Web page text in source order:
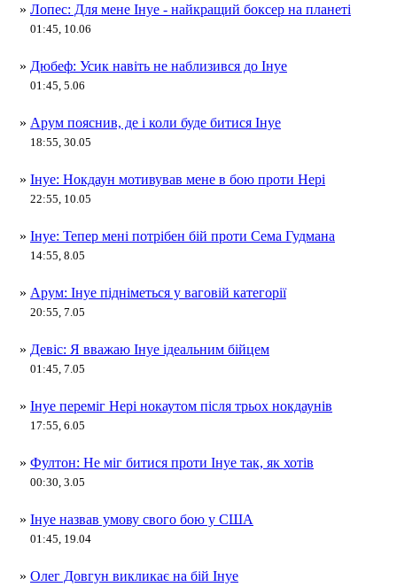
» Лопес: Для мене Інуе - найкращий боксер на планеті
01:45, 10.06
» Дюбеф: Усик навіть не наблизився до Інуе
01:45, 5.06
» Арум пояснив, де і коли буде битися Інуе
18:55, 30.05
» Інуе: Нокдаун мотивував мене в бою проти Нері
22:55, 10.05
» Інуе: Тепер мені потрібен бій проти Сема Гудмана
14:55, 8.05
» Арум: Інуе підніметься у ваговій категорії
20:55, 7.05
» Девіс: Я вважаю Інуе ідеальним бійцем
01:45, 7.05
» Інуе переміг Нері нокаутом після трьох нокдаунів
17:55, 6.05
» Фултон: Не міг битися проти Інуе так, як хотів
00:30, 3.05
» Інуе назвав умову свого бою у США
01:45, 19.04
» Олег Довгун викликає на бій Інуе